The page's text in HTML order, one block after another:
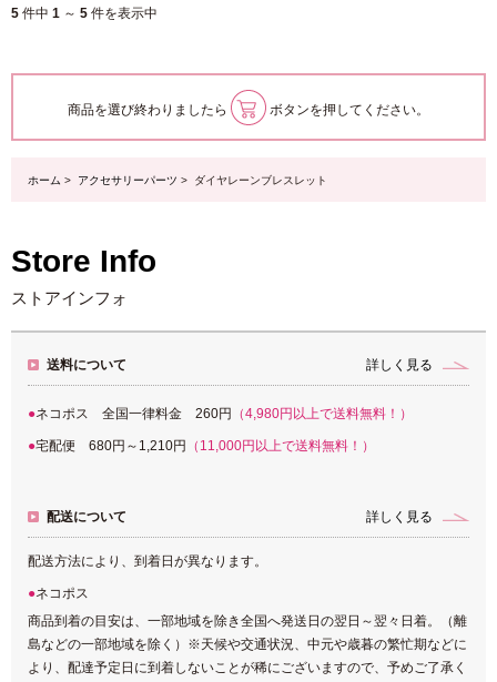
5 件中 1 ～ 5 件を表示中
商品を選び終わりましたら ボタンを押してください。
ホーム > アクセサリーパーツ > ダイヤレーンブレスレット
Store Info
ストアインフォ
送料について 詳しく見る
ネコポス 全国一律料金 260円 （4,980円以上で送料無料！）
宅配便 680円～1,210円 （11,000円以上で送料無料！）
配送について 詳しく見る
配送方法により、到着日が異なります。
ネコポス
商品到着の目安は、一部地域を除き全国へ発送日の翌日～翌々日着。（離
島などの一部地域を除く）※天候や交通状況、中元や歳暮の繁忙期などに
より、配達予定日に到着しないことが稀にございますので、予めご了承く